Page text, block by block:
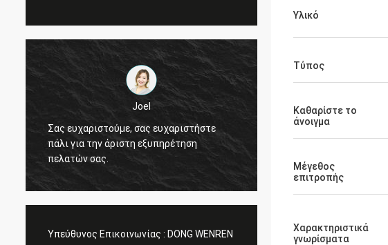
σας ευχαριστήστε
εξυπηρέτηση
Σας ευχαριστούμε, σας ευχαριστήστε
πάλι για την άριστη εξυπηρέτηση
πελατών σας.
Υπεύθυνος Επικοινωνίας : DONG WENREN
Υλικό
Τύπος
Καθαρίστε το
άνοιγμα
Μέγεθος
επιτροπής
Χαρακτηριστικά
γνωρίσματα